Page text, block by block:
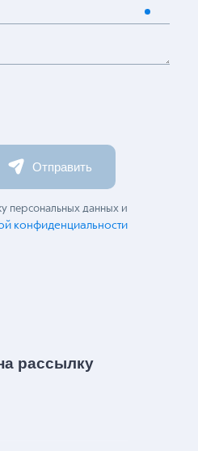
Отправить
персональных данных и
конфиденциальности
рассылку